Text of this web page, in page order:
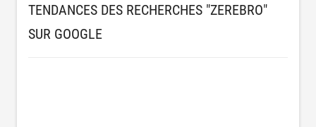
TENDANCES DES RECHERCHES "ZEREBRO"
SUR GOOGLE